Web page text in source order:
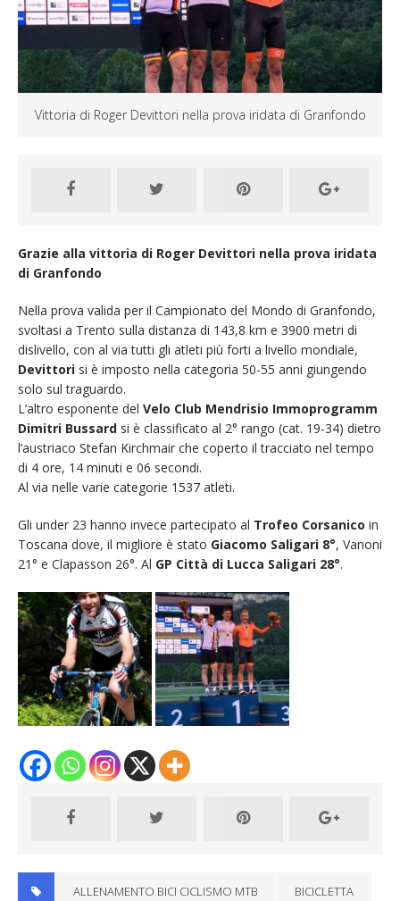
Vittoria di Roger Devittori nella prova iridata di Granfondo
Grazie alla vittoria di Roger Devittori nella prova iridata
di Granfondo
Nella prova valida per il Campionato del Mondo di Granfondo,
svoltasi a Trento sulla distanza di 143,8 km e 3900 metri di
dislivello, con al via tutti gli atleti più forti a livello mondiale,
Devittori si è imposto nella categoria 50-55 anni giungendo
solo sul traguardo.
L’altro esponente del Velo Club Mendrisio Immoprogramm
Dimitri Bussard si è classificato al 2° rango (cat. 19-34) dietro
l’austriaco Stefan Kirchmair che coperto il tracciato nel tempo
di 4 ore, 14 minuti e 06 secondi.
Al via nelle varie categorie 1537 atleti.
Gli under 23 hanno invece partecipato al Trofeo Corsanico in
Toscana dove, il migliore è stato Giacomo Saligari 8°, Vanoni
21° e Clapasson 26°. Al GP Città di Lucca Saligari 28°.
ALLENAMENTO BICI CICLISMO MTB BICICLETTA